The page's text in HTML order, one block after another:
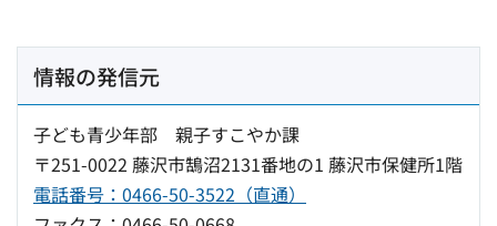
情報の発信元
子ども青少年部 親子すこやか課
〒251-0022 藤沢市鵠沼2131番地の1 藤沢市保健所1階
電話番号：0466-50-3522（直通）